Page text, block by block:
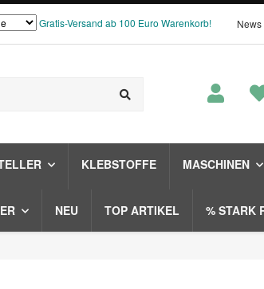
Gratis-Versand ab 100 Euro Warenkorb! News
KLEBSTOFFE MASCHINEN
NEU TOP ARTIKEL % STARK